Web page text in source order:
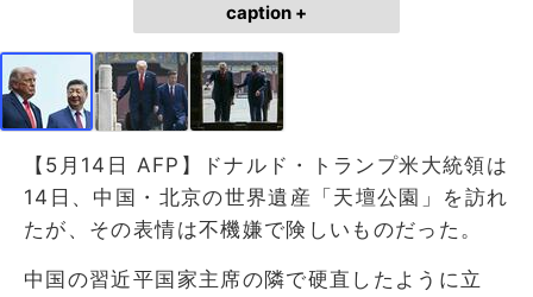
caption +
【5月14日 AFP】ドナルド・トランプ米大統領は
14日、中国・北京の世界遺産「天壇公園」を訪れ
たが、その表情は不機嫌で険しいものだった。
中国の習近平国家主席の隣で硬直したように立